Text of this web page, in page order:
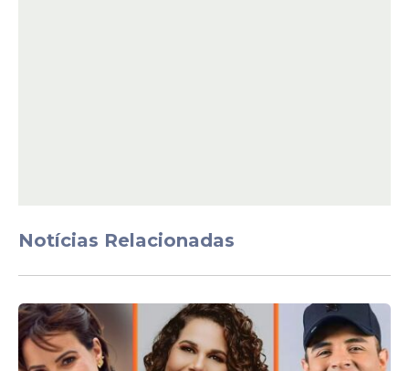
Mas agora é tempo de iniciar uma nova
Ele continua sendo meu alicerce, minha
inspiração e meu norte em cada decisão,
inclusive nesta nova etapa. A forma pode
Notícias Relacionadas